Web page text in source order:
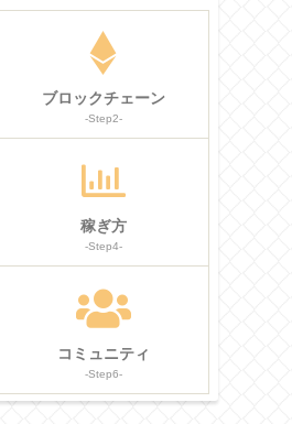
ブロックチェーン
-Step2-
稼ぎ方
-Step4-
コミュニティ
-Step6-